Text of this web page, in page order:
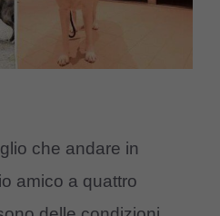
che andare in
amico a quattro